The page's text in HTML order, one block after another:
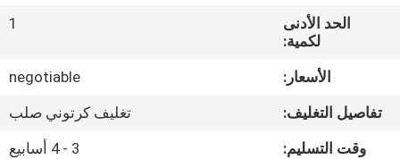
في
المعمل
الحد الأدنى
لكمية:
1
الأسعار:
negotiable
تفاصيل التغليف:
تغليف كرتوني صلب
وقت التسليم:
3 - 4 أسابيع